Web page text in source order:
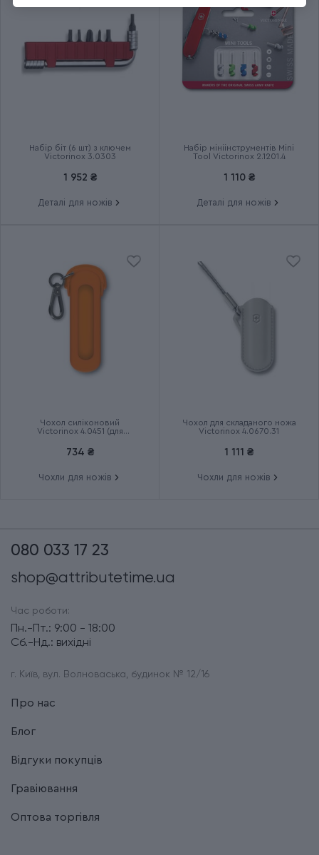
Група RAMBLER
Серійний
Швейцарія
Набір біт (6 шт) з ключем
Victorinox 3.0303
1 952 ₴
Деталі для ножів
Набір мініінструментів Mini
Tool Victorinox 2.1201.4
1 110 ₴
Деталі для ножів
Чохол силіконовий
Victorinox 4.0451 (для
мм)
734 ₴
Чохли для ножів
Чохол для складаного ножа
Victorinox 4.0670.31
1 111 ₴
Чохли для ножів
080 033 17 23
shop@attributetime.ua
Час роботи:
Пн.-Пт.: 9:00 - 18:00
Сб.-Нд.: вихідні
г. Київ, вул. Волноваська, будинок № 12/16
Про нас
Блог
Відгуки покупців
Гравіювання
Оптова торгівля